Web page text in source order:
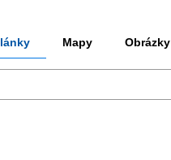
Mapy Obrázky